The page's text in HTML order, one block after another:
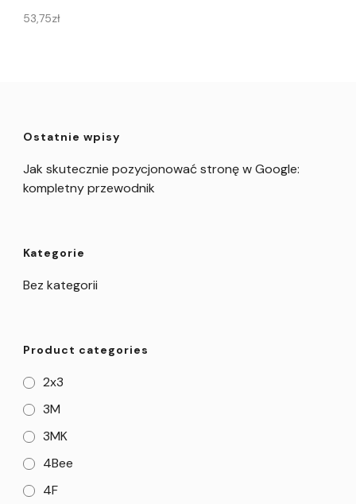
53,75zł
Ostatnie wpisy
Jak skutecznie pozycjonować stronę w Google:
kompletny przewodnik
Kategorie
Bez kategorii
Product categories
2x3
3M
3MK
4Bee
4F